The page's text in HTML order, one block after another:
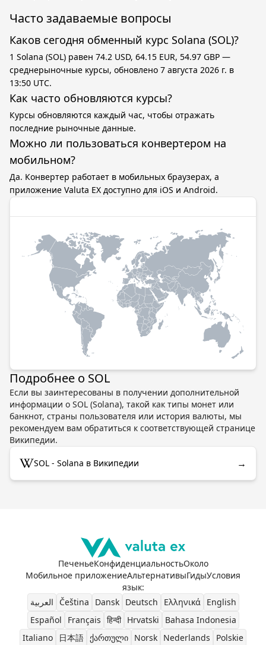
Часто задаваемые вопросы
Каков сегодня обменный курс Solana (SOL)?
1 Solana (SOL) равен 74.2 USD, 64.15 EUR, 54.97 GBP —
среднерыночные курсы, обновлено 7 августа 2026 г. в
13:50 UTC.
Как часто обновляются курсы?
Курсы обновляются каждый час, чтобы отражать
последние рыночные данные.
Можно ли пользоваться конвертером на
мобильном?
Да. Конвертер работает в мобильных браузерах, а
приложение Valuta EX доступно для iOS и Android.
Подробнее о SOL
Если вы заинтересованы в получении дополнительной
информации о SOL (Solana), такой как типы монет или
банкнот, страны пользователя или история валюты, мы
рекомендуем вам обратиться к соответствующей странице
Википедии.
SOL - Solana в Википедии →
ПеченьеКонфиденциальностьОколо
Мобильное приложениеАльтернативыГидыУсловия
язык:
العربية
Čeština Dansk Deutsch Ελληνικά
English
Español
Français हिन्दी Hrvatski
Bahasa Indonesia
Italiano
日本語 ქართული Norsk Nederlands Polskie